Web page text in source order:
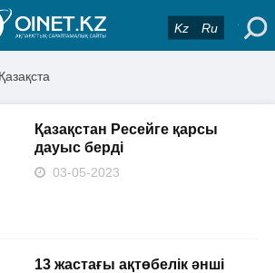
Kz Ru
Қазақстан Ресейге қарсы
дауыс берді
03-05-2023
13 жастағы ақтөбелік әнші